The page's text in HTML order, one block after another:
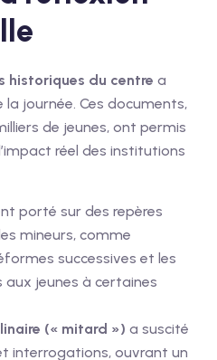
historiques du centre a
journée. Ces documents,
de jeunes, ont permis
réel des institutions
porté sur des repères
mineurs, comme
successives et les
jeunes à certaines
(« mitard ») a suscité
interrogations, ouvrant un